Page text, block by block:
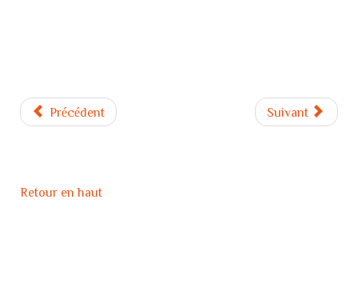
Précédent Suivant
Retour en haut